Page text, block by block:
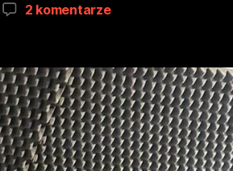
2 komentarze